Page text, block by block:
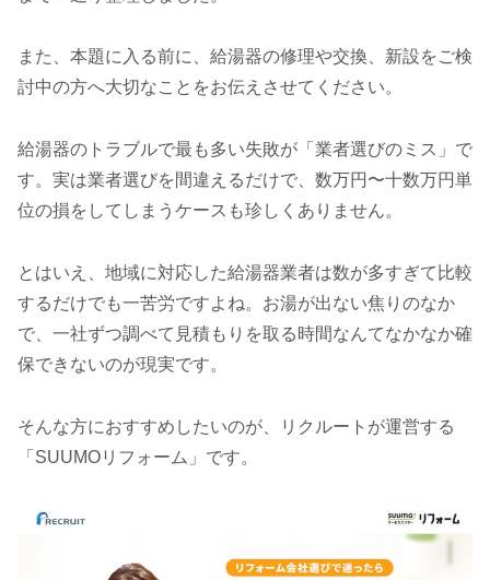
また、本題に入る前に、給湯器の修理や交換、新設をご検
討中の方へ大切なことをお伝えさせてください。
給湯器のトラブルで最も多い失敗が「業者選びのミス」で
す。実は業者選びを間違えるだけで、数万円〜十数万円単
位の損をしてしまうケースも珍しくありません。
とはいえ、地域に対応した給湯器業者は数が多すぎて比較
するだけでも一苦労ですよね。お湯が出ない焦りのなか
で、一社ずつ調べて見積もりを取る時間なんてなかなか確
保できないのが現実です。
そんな方におすすめしたいのが、リクルートが運営する
「SUUMOリフォーム」です。